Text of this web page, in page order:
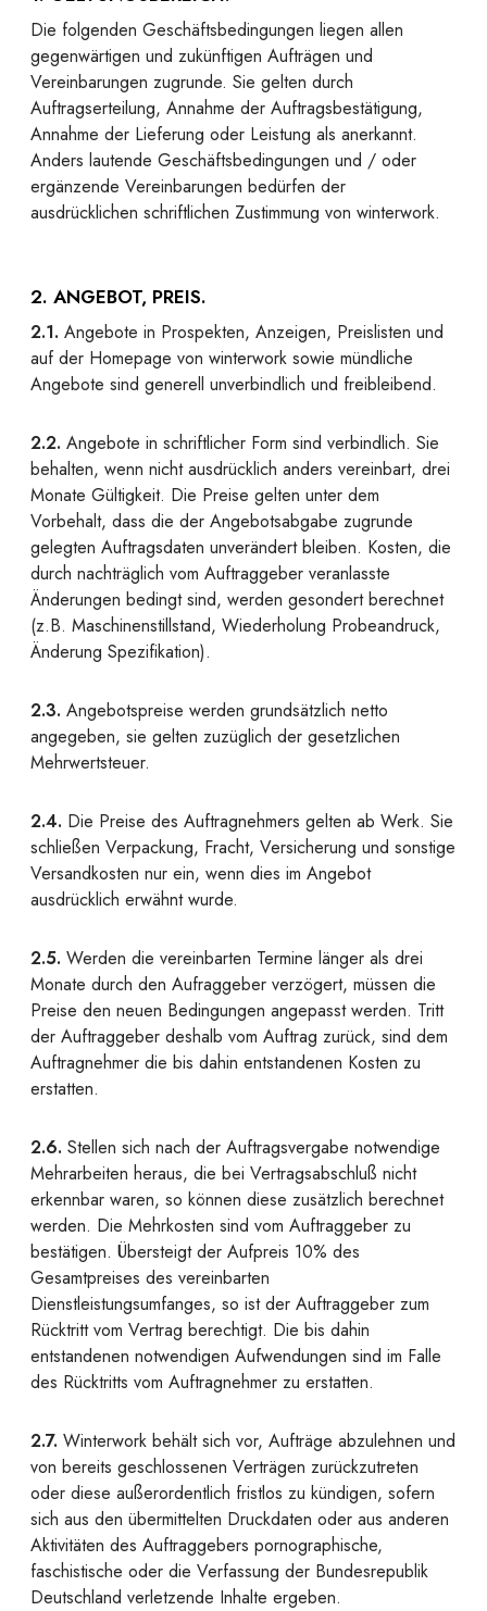
Die folgenden Geschäftsbedingungen liegen allen
gegenwärtigen und zukünftigen Aufträgen und
Vereinbarungen zugrunde. Sie gelten durch
Auftragserteilung, Annahme der Auftragsbestätigung,
Annahme der Lieferung oder Leistung als anerkannt.
Anders lautende Geschäftsbedingungen und / oder
ergänzende Vereinbarungen bedürfen der
ausdrücklichen schriftlichen Zustimmung von winterwork.
2. ANGEBOT, PREIS.
2.1. Angebote in Prospekten, Anzeigen, Preislisten und
auf der Homepage von winterwork sowie mündliche
Angebote sind generell unverbindlich und freibleibend.
2.2. Angebote in schriftlicher Form sind verbindlich. Sie
behalten, wenn nicht ausdrücklich anders vereinbart, drei
Monate Gültigkeit. Die Preise gelten unter dem
Vorbehalt, dass die der Angebotsabgabe zugrunde
gelegten Auftragsdaten unverändert bleiben. Kosten, die
durch nachträglich vom Auftraggeber veranlasste
Änderungen bedingt sind, werden gesondert berechnet
(z.B. Maschinenstillstand, Wiederholung Probeandruck,
Änderung Spezifikation).
2.3. Angebotspreise werden grundsätzlich netto
angegeben, sie gelten zuzüglich der gesetzlichen
Mehrwertsteuer.
2.4. Die Preise des Auftragnehmers gelten ab Werk. Sie
schließen Verpackung, Fracht, Versicherung und sonstige
Versandkosten nur ein, wenn dies im Angebot
ausdrücklich erwähnt wurde.
2.5. Werden die vereinbarten Termine länger als drei
Monate durch den Aufraggeber verzögert, müssen die
Preise den neuen Bedingungen angepasst werden. Tritt
der Auftraggeber deshalb vom Auftrag zurück, sind dem
Auftragnehmer die bis dahin entstandenen Kosten zu
erstatten.
2.6. Stellen sich nach der Auftragsvergabe notwendige
Mehrarbeiten heraus, die bei Vertragsabschluß nicht
erkennbar waren, so können diese zusätzlich berechnet
werden. Die Mehrkosten sind vom Auftraggeber zu
bestätigen. Übersteigt der Aufpreis 10% des
Gesamtpreises des vereinbarten
Dienstleistungsumfanges, so ist der Auftraggeber zum
Rücktritt vom Vertrag berechtigt. Die bis dahin
entstandenen notwendigen Aufwendungen sind im Falle
des Rücktritts vom Auftragnehmer zu erstatten.
2.7. Winterwork behält sich vor, Aufträge abzulehnen und
von bereits geschlossenen Verträgen zurückzutreten
oder diese außerordentlich fristlos zu kündigen, sofern
sich aus den übermittelten Druckdaten oder aus anderen
Aktivitäten des Auftraggebers pornographische,
faschistische oder die Verfassung der Bundesrepublik
Deutschland verletzende Inhalte ergeben.